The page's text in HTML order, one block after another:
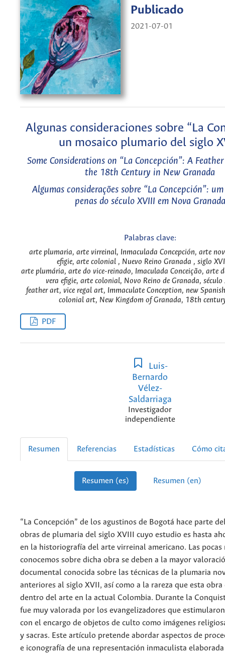
Publicado
2021-07-01
Algunas consideraciones sobre “La
un mosaico plumario del siglo
Some Considerations on “La Concepción”: A
the 18th Century in New Granada
Algumas considerações sobre “La Concepción”:
penas do século XVIII em Nova Granada
Palabras clave:
arte plumaria, arte virreinal, Inmaculada Concepción, arte
efigie, arte colonial , Nuevo Reino Granada , siglo
arte plumária, arte do vice-reinado, Imaculada Conceição, arte
vera efigie, arte colonial, Novo Reino de Granada,
feather art, vice regal art, Immaculate Conception, new
colonial art, New Kingdom of Granada, 18th
PDF
Luis-
Bernardo
Vélez-
Saldarriaga
Investigador
independiente
Resumen Referencias Estadísticas Cómo
Resumen (es) Resumen (en)
“La Concepción” de los agustinos de Bogotá hace parte
obras de plumaria del siglo XVIII cuyo estudio es hasta
en la historiografía del arte virreinal americano. Las pocas
conocemos sobre dicha obra se deben a la mayor
documental conocida sobre las técnicas de la plumaria
anteriores al siglo XVII, así como a la rareza que esta
dentro del arte en la actual Colombia. Durante la
fue muy valorada por los evangelizadores que
con el encargo de objetos de culto como imágenes
y sacras. Este artículo pretende abordar aspectos de
e iconografía de una representación inmaculista